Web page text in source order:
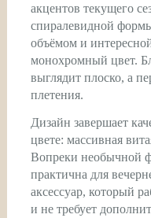
акцентов текущего
спиралевидной
объёмом и
монохромный цвет.
выглядит плоско, а
плетения.
Дизайн завершает
цвете: массивная
Вопреки необычной
практична для
аксессуар, который
и не требует